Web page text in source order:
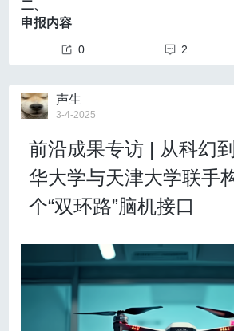
童，若中心吻合技术成熟，可参照成人
《指南》明确指出，对合并颅内动
可根据动脉瘤位置与形态，优先考虑
囊扩张或支架植入，因其复发率高，且
依据。
4、麻醉与围术期管理
麻醉管理是烟雾病围术期安全管理
南》中强调对于烟雾病麻醉管理的核
件的前提下，最大限度维持脑血流动力
对于烟雾病患者行血运重建等神经
学真实。
科学真实。而科学要向公众表达的时
多的艺术元素。
《哪吒2》电影展示的很多东西
再传统，因为很多传统元素跟当下是
智指出，营造电影沉浸感最重要的永
观众不出戏的才能引发人们的共鸣。
同的东西，不同的视角和独特甚至创
使一个选题得到关注，但独特的东西
3
《哪咤2》受众身份认同与跨代际
主讲人：马铭岳，青年学者，中
制、税收减免优惠等方面入手，激励
企业、社会力量等积极主动参与科普，
作“大合唱”。
一“翼”做强做优，在全社会形成崇尚
好风尚，就能更好助力科技创新的腾飞
二、
申报内容
项目说明：
支持相关单位开展科学道德和学风建
弘扬科学家精神，推进科学家精神进
型，积极营造尊重科学、崇尚创新的
支持北京地区老科技工作者进社区、
单位开展科普工作，包括科普论坛、
动等，推进科普特色品牌建设，助力
3.开展服务科技创新活动
支持北京地区老科技工作者参与“助力
服务乡村振兴和企业技术创新工作，
围绕地方产业规划提供科技服务，深
询、技术诊断等。
0 2
声生
3-4-2025
前沿成果专访 | 从科幻
华大学与天津大学联手
个“双环路”脑机接口